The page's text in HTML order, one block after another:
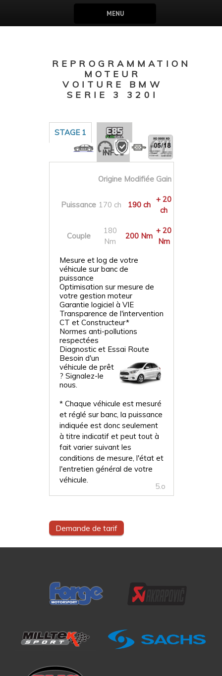
MENU
REPROGRAMMATION
MOTEUR
VOITURE BMW
SERIE 3 320I
STAGE 1
INFOS
Origine Modifiée Gain
Puissance 170 ch 190 ch
+ 20
ch
Couple
180
Nm
200 Nm
+ 20
Nm
Mesure et log de votre
véhicule sur banc de
puissance
Optimisation sur mesure de
votre gestion moteur
Garantie logiciel à VIE
Transparence de l'intervention
CT et Constructeur*
Normes anti-pollutions
respectées
Diagnostic et Essai Route
Besoin d'un
véhicule de prêt
? Signalez-le
nous.
* Chaque véhicule est mesuré
et réglé sur banc, la puissance
indiquée est donc seulement
à titre indicatif et peut tout à
fait varier suivant les
conditions de mesure, l'état et
l'entretien général de votre
véhicule.
5.o
Demande de tarif